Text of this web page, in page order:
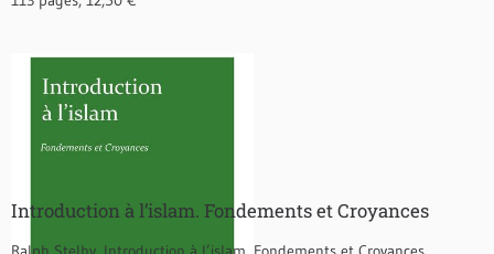
Introduction à l’islam. Fondements et Croyances